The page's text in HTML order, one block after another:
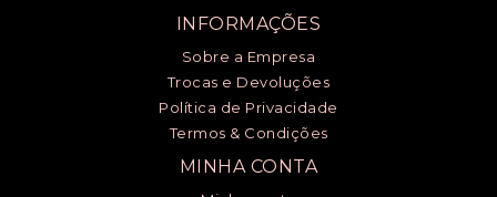
INFORMAÇÕES
Sobre a Empresa
Trocas e Devoluções
Política de Privacidade
Termos & Condições
MINHA CONTA